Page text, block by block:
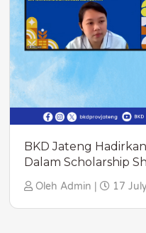
BKD Jateng
Dalam Scholarship
Oleh Admin | 17